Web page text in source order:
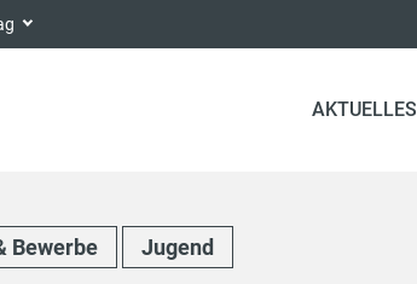
AKTUELLES
Bewerbe Jugend